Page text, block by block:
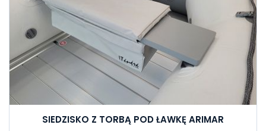
SIEDZISKO Z TORBĄ POD ŁAWKĘ ARIMAR